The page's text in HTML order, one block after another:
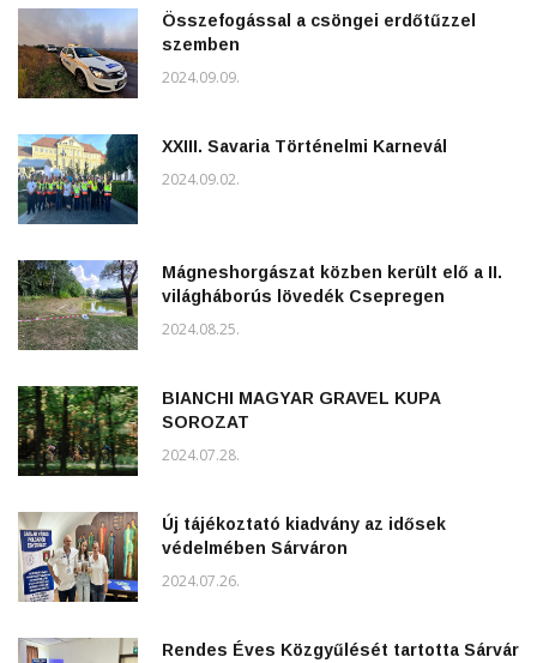
Összefogással a csöngei erdőtűzzel
szemben
2024.09.09.
XXIII. Savaria Történelmi Karnevál
2024.09.02.
Mágneshorgászat közben került elő a II.
világháborús lövedék Csepregen
2024.08.25.
BIANCHI MAGYAR GRAVEL KUPA
SOROZAT
2024.07.28.
Új tájékoztató kiadvány az idősek
védelmében Sárváron
2024.07.26.
Rendes Éves Közgyűlését tartotta Sárvár